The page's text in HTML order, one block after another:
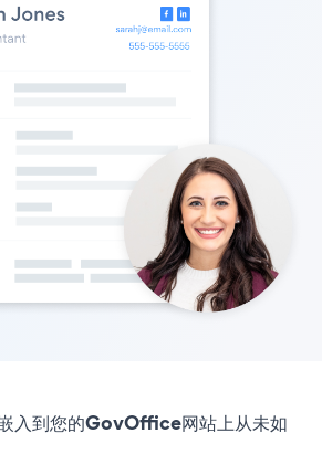
入到您的GovOffice网站上从未如